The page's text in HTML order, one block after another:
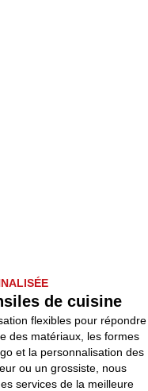
de cuisine
flexibles pour répondre
des matériaux, les formes
et la personnalisation des
ou un grossiste, nous
services de la meilleure